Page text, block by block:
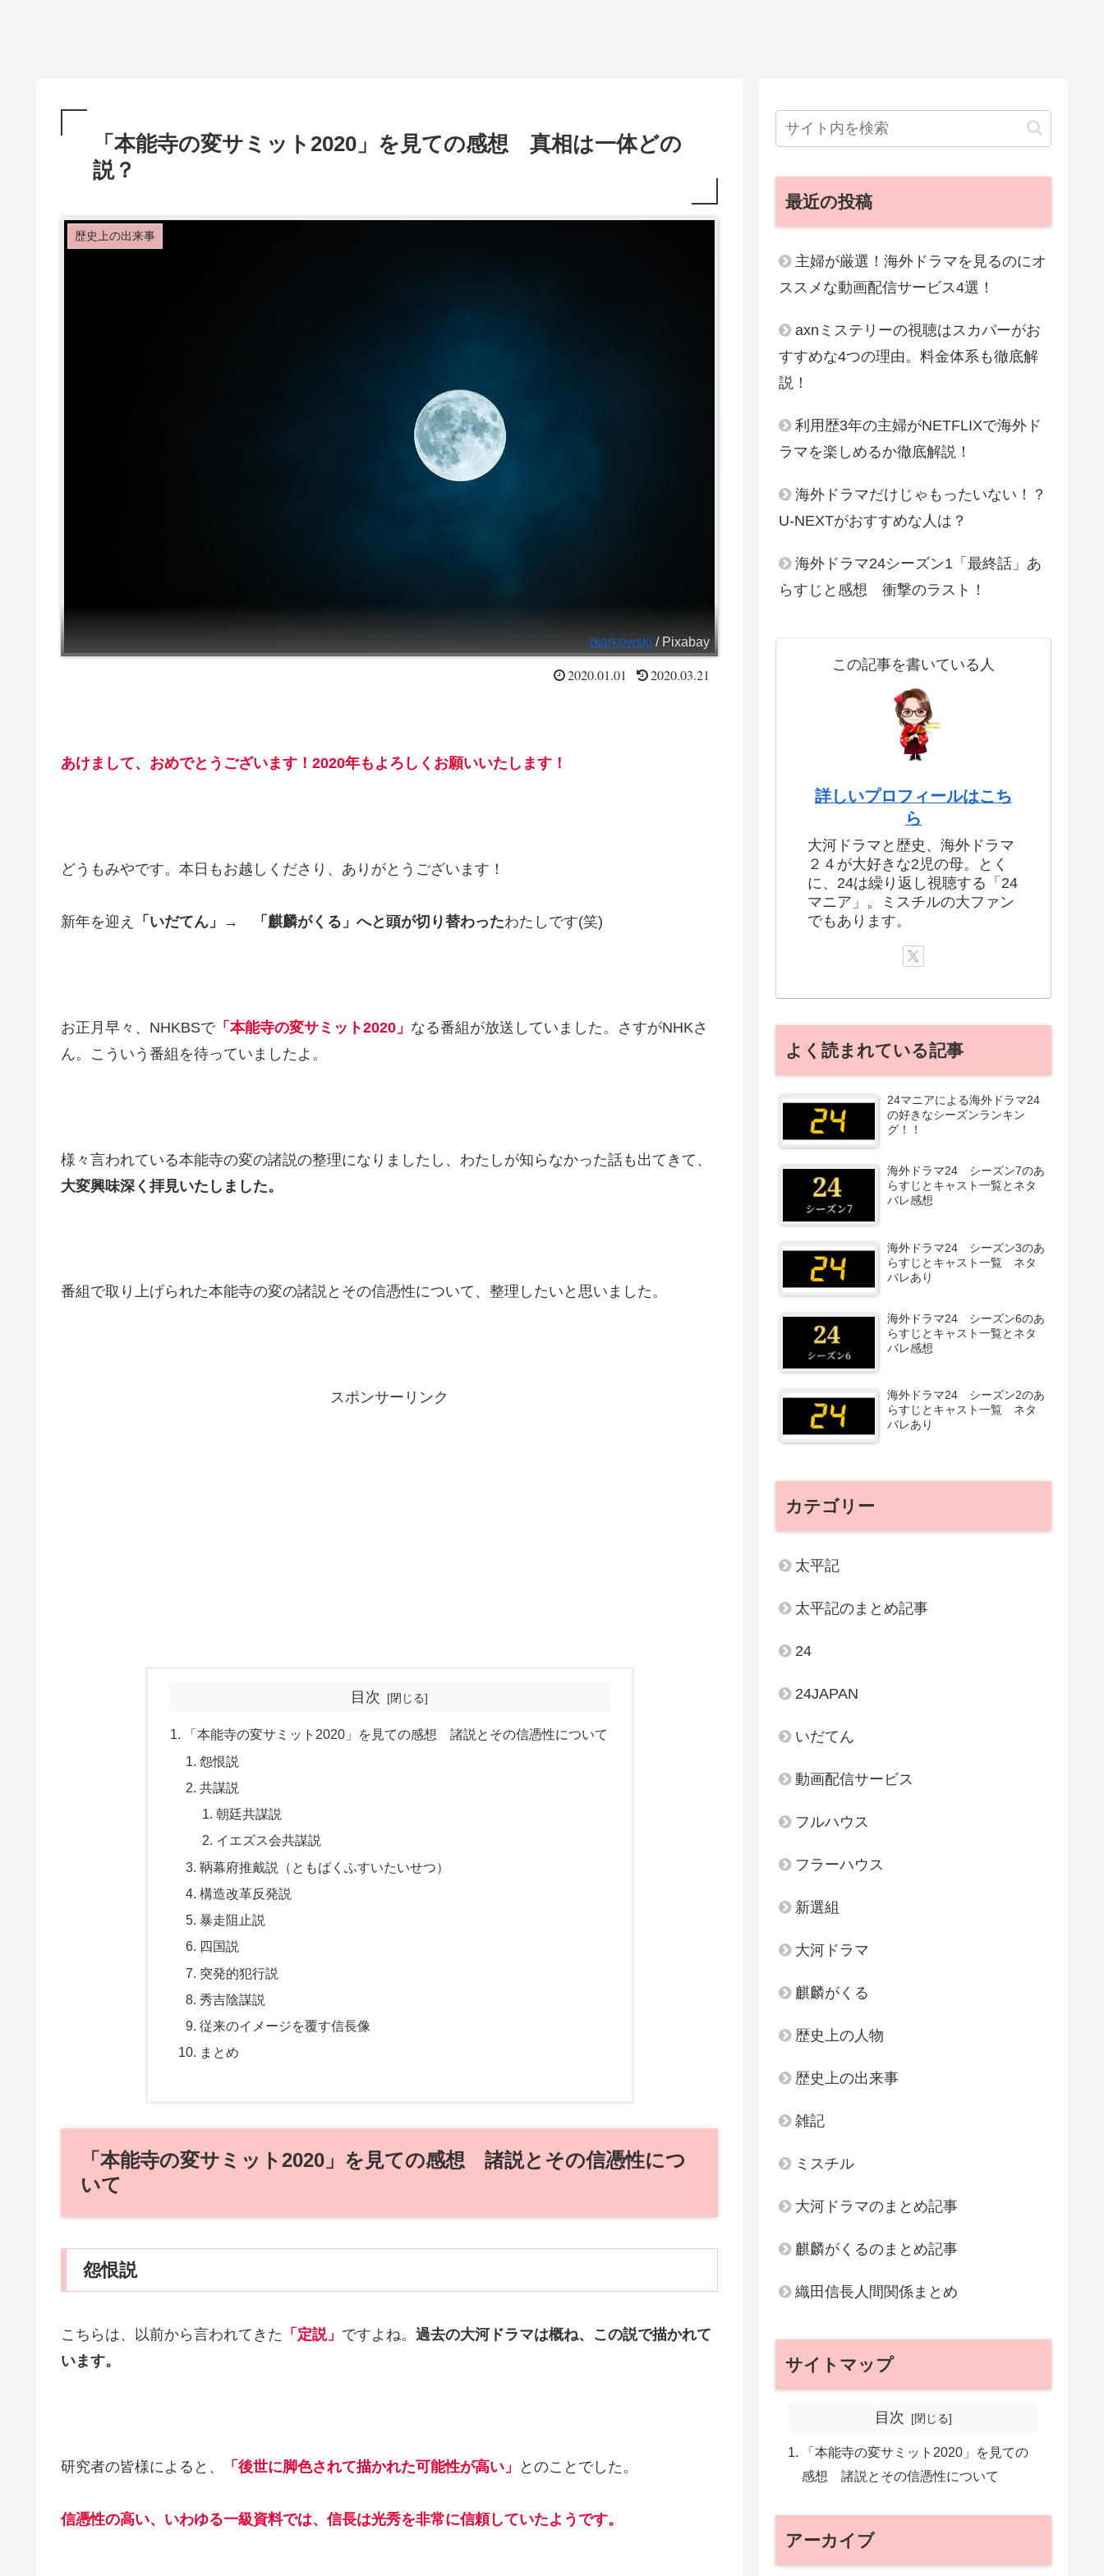
「本能寺の変サミット2020」を見ての感想 真相は一体どの
説？
歴史上の出来事
rkarkowski / Pixabay
2020.01.01 2020.03.21
あけまして、おめでとうございます！2020年もよろしくお願いいたします！
どうもみやです。本日もお越しくださり、ありがとうございます！
新年を迎え 「いだてん」→ 「麒麟がくる」へと頭が切り替わったわたしです(笑)
お正月早々、NHKBSで「本能寺の変サミット2020」 なる番組が放送していました。さすがNHKさ
ん。こういう番組を待っていましたよ。
様々言われている本能寺の変の諸説の整理になりましたし、わたしが知らなかった話も出てきて、
大変興味深く拝見いたしました。
番組で取り上げられた本能寺の変の諸説とその信憑性について、整理したいと思いました。
スポンサーリンク
目次
「本能寺の変サミット2020」を見ての感想 諸説とその信憑性について
怨恨説
共謀説
朝廷共謀説
イエズス会共謀説
鞆幕府推戴説（ともばくふすいたいせつ）
構造改革反発説
暴走阻止説
四国説
突発的犯行説
秀吉陰謀説
従来のイメージを覆す信長像
まとめ
「本能寺の変サミット2020」を見ての感想 諸説とその信憑性につ
いて
怨恨説
こちらは、以前から言われてきた 「定説」 ですよね。 過去の大河ドラマは概ね、この説で描かれて
います。
研究者の皆様によると、 「後世に脚色されて描かれた可能性が高い」 とのことでした。
信憑性の高い、いわゆる一級資料では、信長は光秀を非常に信頼していたようです。
最近の投稿
主婦が厳選！海外ドラマを見るのにオ
ススメな動画配信サービス4選！
axnミステリーの視聴はスカパーがお
すすめな4つの理由。料金体系も徹底解
説！
利用歴3年の主婦がNETFLIXで海外ド
ラマを楽しめるか徹底解説！
海外ドラマだけじゃもったいない！？
U-NEXTがおすすめな人は？
海外ドラマ24シーズン1「最終話」あ
らすじと感想 衝撃のラスト！
この記事を書いている人
詳しいプロフィールはこち
ら
大河ドラマと歴史、海外ドラマ
２４が大好きな2児の母。とく
に、24は繰り返し視聴する「24
マニア」。ミスチルの大ファン
でもあります。
よく読まれている記事
24マニアによる海外ドラマ24
の好きなシーズンランキン
グ！！
海外ドラマ24 シーズン7のあ
らすじとキャスト一覧とネタ
バレ感想
海外ドラマ24 シーズン3のあ
らすじとキャスト一覧 ネタ
バレあり
海外ドラマ24 シーズン6のあ
らすじとキャスト一覧とネタ
バレ感想
海外ドラマ24 シーズン2のあ
らすじとキャスト一覧 ネタ
バレあり
カテゴリー
太平記
太平記のまとめ記事
24
24JAPAN
いだてん
動画配信サービス
フルハウス
フラーハウス
新選組
大河ドラマ
麒麟がくる
歴史上の人物
歴史上の出来事
雑記
ミスチル
大河ドラマのまとめ記事
麒麟がくるのまとめ記事
織田信長人間関係まとめ
サイトマップ
目次
「本能寺の変サミット2020」を見ての
感想 諸説とその信憑性について
アーカイブ